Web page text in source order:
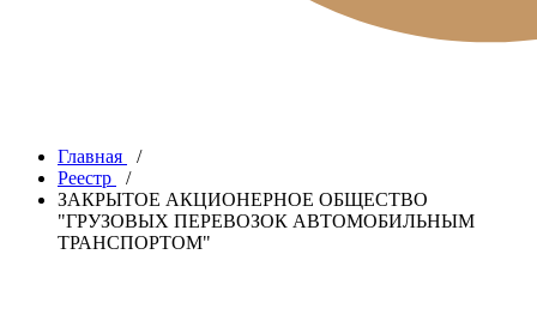
Главная
/
Реестр
/
ЗАКРЫТОЕ АКЦИОНЕРНОЕ ОБЩЕСТВО
"ГРУЗОВЫХ ПЕРЕВОЗОК АВТОМОБИЛЬНЫМ
ТРАНСПОРТОМ"